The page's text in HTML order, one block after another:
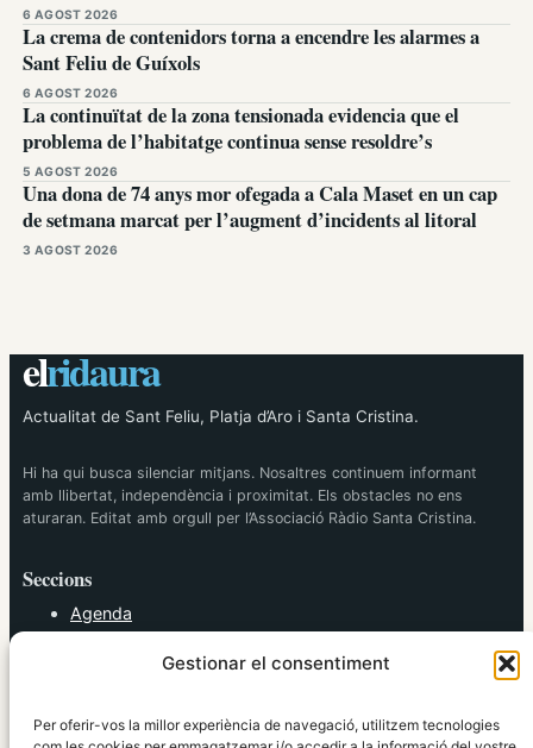
Gestionar el consentiment
Per oferir-vos la millor experiència de navegació, utilitzem tecnologies
6 AGOST 2026
La crema de contenidors torna a encendre les alarmes a
Sant Feliu de Guíxols
6 AGOST 2026
La continuïtat de la zona tensionada evidencia que el
problema de l’habitatge continua sense resoldre’s
5 AGOST 2026
Una dona de 74 anys mor ofegada a Cala Maset en un cap
de setmana marcat per l’augment d’incidents al litoral
3 AGOST 2026
elridaura
Actualitat de Sant Feliu, Platja d’Aro i Santa Cristina.
Hi ha qui busca silenciar mitjans. Nosaltres continuem informant
amb llibertat, independència i proximitat. Els obstacles no ens
aturaran. Editat amb orgull per l’Associació Ràdio Santa Cristina.
Seccions
Agenda
Política
Societat